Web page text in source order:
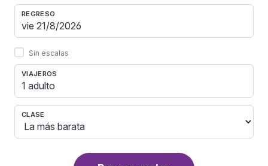
REGRESO
Sin escalas
VIAJEROS
1 adulto
CLASE